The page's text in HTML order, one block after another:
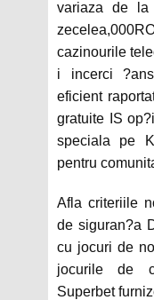
variaza de la
cazinourile
i incerci
eficient
gratuite IS
speciala pe
pentru
Afla criteriile
de siguran?a
cu jocuri de
jocurile de
Superbet